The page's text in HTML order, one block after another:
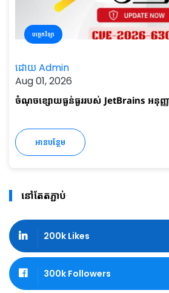
បច្ចេកវិទ្យា
ដោយ Admin
Aug 01, 2026
ចំណុចខ្សោយធ្ងន់ធ្ងររបស់ JetBrains អនុញ្ញ
អានបន្ថែម
នៅតែតភ្ជាប់
200k Likes
300k Followers